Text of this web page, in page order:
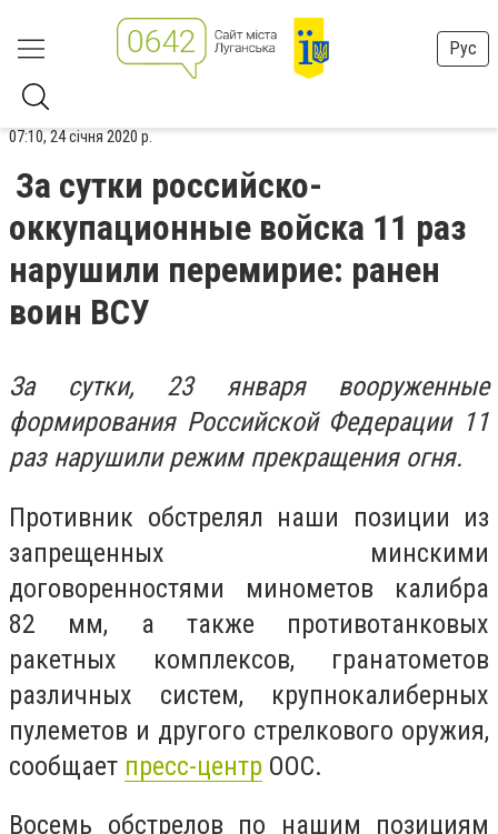
Рус
07:10, 24 січня 2020 р.
За сутки российско-
оккупационные войска 11 раз
нарушили перемирие: ранен
воин ВСУ
За сутки, 23 января вооруженные
формирования Российской Федерации 11
раз нарушили режим прекращения огня.
Противник обстрелял наши позиции из
запрещенных минскими
договоренностями минометов калибра
82 мм, а также противотанковых
ракетных комплексов, гранатометов
различных систем, крупнокалиберных
пулеметов и другого стрелкового оружия,
сообщает пресс-центр ООС.
Восемь обстрелов по нашим позициям